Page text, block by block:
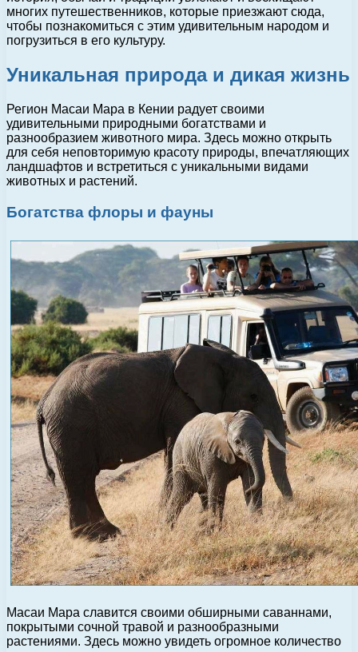
многих путешественников, которые приезжают сюда,
чтобы познакомиться с этим удивительным народом и
погрузиться в его культуру.
Уникальная природа и дикая жизнь
Регион Масаи Мара в Кении радует своими
удивительными природными богатствами и
разнообразием животного мира. Здесь можно открыть
для себя неповторимую красоту природы, впечатляющих
ландшафтов и встретиться с уникальными видами
животных и растений.
Богатства флоры и фауны
Масаи Мара славится своими обширными саваннами,
покрытыми сочной травой и разнообразными
растениями. Здесь можно увидеть огромное количество